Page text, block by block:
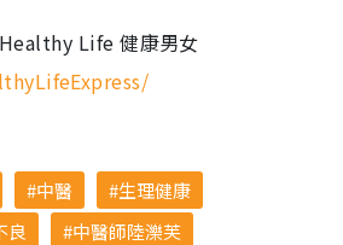
Life 健康男女
中醫
生理健康
良 中醫師陸濼芙